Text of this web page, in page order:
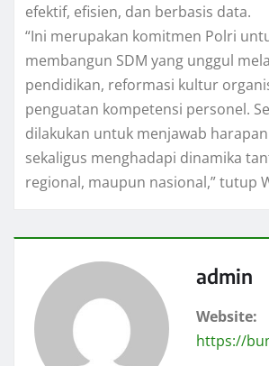
efektif, efisien, dan berbasis data.
“Ini merupakan komitmen Polri
membangun SDM yang unggul
pendidikan, reformasi kultur
penguatan kompetensi personel.
dilakukan untuk menjawab
sekaligus menghadapi dinamika
regional, maupun nasional,” tutup
admin
Website:
https://